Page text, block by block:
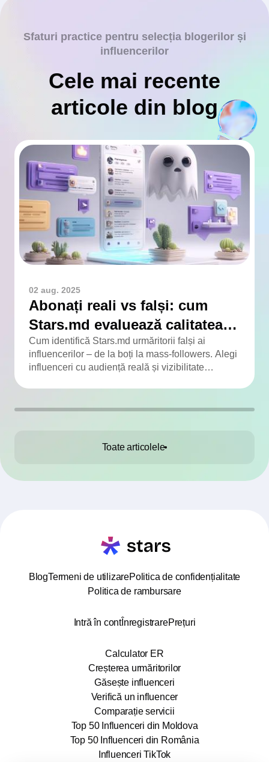
Sfaturi practice pentru selecția blogerilor și
influencerilor
Cele mai recente
articole din blog
02 aug. 2025
Abonați reali vs falși: cum
Stars.md evaluează calitatea
audienței
Cum identifică Stars.md urmăritorii falși ai
influencerilor – de la boți la mass-followers. Alegi
influenceri cu audiență reală și vizibilitate
Toate articolele
BlogTermeni de utilizarePolitica de confidențialitate
Politica de rambursare
Intră în contÎnregistrarePrețuri
Calculator ER
Creșterea urmăritorilor
Găsește influenceri
Verifică un influencer
Comparație servicii
Top 50 Influenceri din Moldova
Top 50 Influenceri din România
Influenceri TikTok